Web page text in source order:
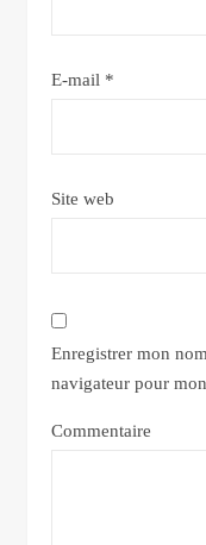
E-mail *
Site web
Enregistrer mon
navigateur pour
Commentaire